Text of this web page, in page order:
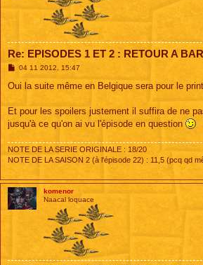
Re: EPISODES 1 ET 2 : RETOUR A
M
s
g
e
04 11 2012, 15:47
Oui la suite même en Belgique sera pour le
Et pour les spoilers justement il suffira de ne
jusqu'à ce qu'on ai vu l'épisode en question
NOTE DE LA SERIE ORIGINALE : 18/20
NOTE DE LA SAISON 2 (à l'épisode 22) : 11,5 (pcq qd
komenor
Naacal loquace